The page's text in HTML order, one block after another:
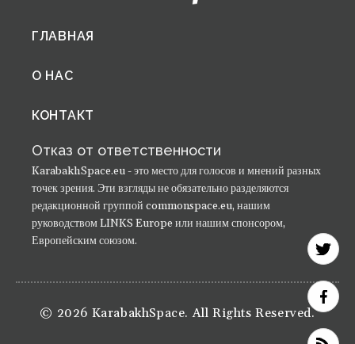
Footer
menu
ГЛАВНАЯ
О НАС
КОНТАКТ
Отказ от ответственности
KarabakhSpace.eu - это место для голосов и мнений разных
точек зрения. Эти взгляды не обязательно разделяются
редакционной группой commonspace.eu, нашим
руководством LINKS Europe или нашим спонсором,
Европейским союзом.
© 2026 KarabakhSpace. All Rights Reserved.